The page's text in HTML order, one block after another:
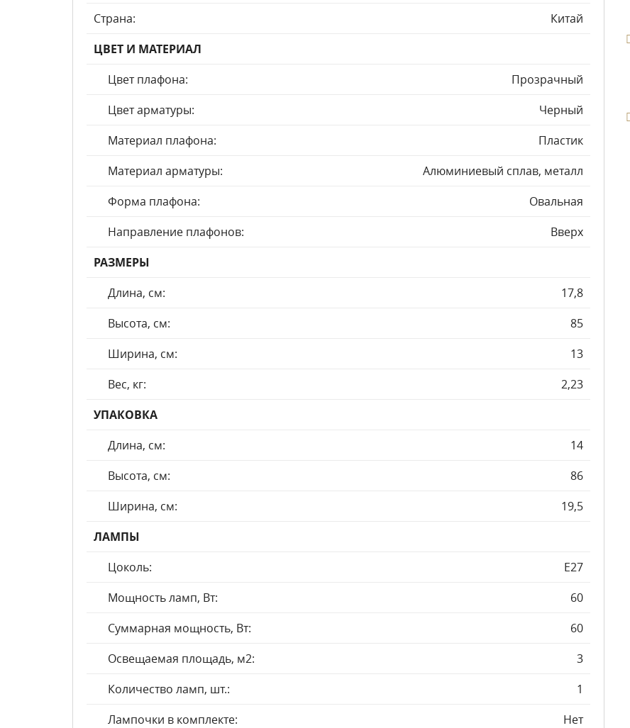
Страна:
Китай
ЦВЕТ И МАТЕРИАЛ
Цвет плафона:
Прозрачный
Цвет арматуры:
Черный
Материал плафона:
Пластик
Материал арматуры:
Алюминиевый сплав, металл
Форма плафона:
Овальная
Направление плафонов:
Вверх
РАЗМЕРЫ
Длина, см:
17,8
Высота, см:
85
Ширина, см:
13
Вес, кг:
2,23
УПАКОВКА
Длина, см:
14
Высота, см:
86
Ширина, см:
19,5
ЛАМПЫ
Цоколь:
E27
Мощность ламп, Вт:
60
Суммарная мощность, Вт:
60
Освещаемая площадь, м2:
3
Количество ламп, шт.:
1
Лампочки в комплекте:
Нет